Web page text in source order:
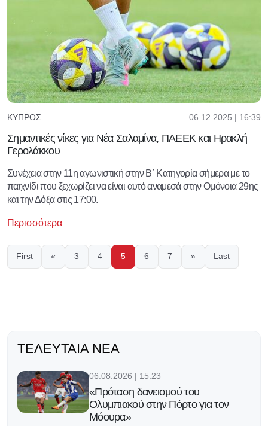
ΚΎΠΡΟΣ 06.12.2025 | 16:39
Σημαντικές νίκες για Νέα Σαλαμίνα, ΠΑΕΕΚ και Ηρακλή
Γερολάκκου
Συνέχεια στην 11η αγωνιστική στην Β΄ Κατηγορία σήμερα με το
παιχνίδι που ξεχωρίζει να είναι αυτό αναμεσά στην Ομόνοια 29ης
και την Δόξα στις 17:00.
Περισσότερα
First « 3 4 5 6 7 » Last
ΤΕΛΕΥΤΑΊΑ ΝΈΑ
06.08.2026 | 15:23
«Πρόταση δανεισμού του
Ολυμπιακού στην Πόρτο για τον
Μόουρα»